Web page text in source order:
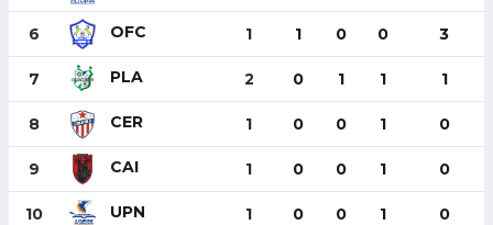
6 OFC 1 1 0 0 3
7 PLA 2 0 1 1 1
8 CER 1 0 0 1 0
9 CAI 1 0 0 1 0
10 UPN 1 0 0 1 0